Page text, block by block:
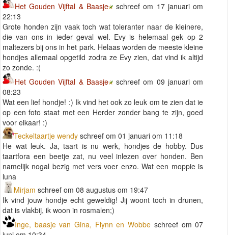
Het Gouden Vijftal & Baasje schreef om 17 januari om
22:13
Grote honden zijn vaak toch wat toleranter naar de kleinere,
die van ons in ieder geval wel. Evy is helemaal gek op 2
maltezers bij ons in het park. Helaas worden de meeste kleine
hondjes allemaal opgetild zodra ze Evy zien, dat vind ik altijd
zo zonde. :(
Het Gouden Vijftal & Baasje schreef om 09 januari om
08:23
Wat een lief hondje! :) Ik vind het ook zo leuk om te zien dat ie
op een foto staat met een Herder zonder bang te zijn, goed
voor elkaar! :)
Teckeltaartje wendy schreef om 01 januari om 11:18
He wat leuk. Ja, taart is nu werk, hondjes de hobby. Dus
taartfora een beetje zat, nu veel inlezen over honden. Ben
namelijk nogal bezig met vers voer enzo. Wat een moppie is
luna
Mirjam schreef om 08 augustus om 19:47
Ik vind jouw hondje echt geweldig! Jij woont toch in drunen,
dat is vlakbij, ik woon in rosmalen;)
Inge, baasje van Gina, Flynn en Wobbe schreef om 07